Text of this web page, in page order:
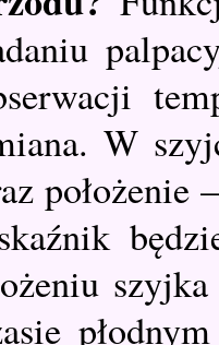
W
położenie